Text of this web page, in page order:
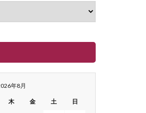
年8月
木 金 土 日